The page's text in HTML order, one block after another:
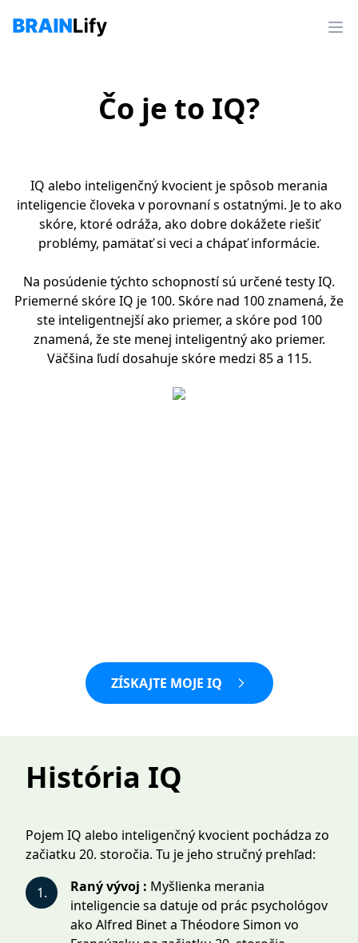
Čo je to IQ?
IQ alebo inteligenčný kvocient je spôsob merania
inteligencie človeka v porovnaní s ostatnými. Je to ako
skóre, ktoré odráža, ako dobre dokážete riešiť
problémy, pamätať si veci a chápať informácie.
Na posúdenie týchto schopností sú určené testy IQ.
Priemerné skóre IQ je 100. Skóre nad 100 znamená, že
ste inteligentnejší ako priemer, a skóre pod 100
znamená, že ste menej inteligentný ako priemer.
Väčšina ľudí dosahuje skóre medzi 85 a 115.
ZÍSKAJTE MOJE IQ
História IQ
Pojem IQ alebo inteligenčný kvocient pochádza zo
začiatku 20. storočia. Tu je jeho stručný prehľad:
1. Raný vývoj : Myšlienka merania
inteligencie sa datuje od prác psychológov
ako Alfred Binet a Théodore Simon vo